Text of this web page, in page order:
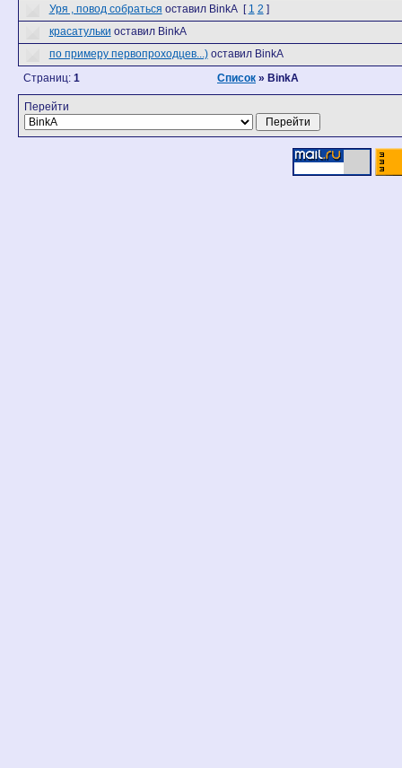
Уря , повод собраться оставил BinkA[ 1 2 ]
красатульки оставил BinkA
по примеру первопроходцев...) оставил BinkA
Страниц: 1 Список » BinkA
Перейти